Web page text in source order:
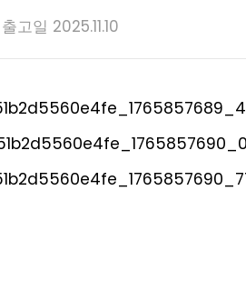
고일 2025.11.10